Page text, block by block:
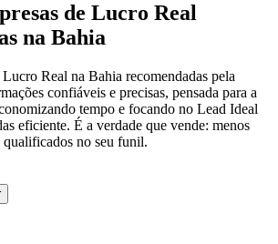
de Lucro Real
na Bahia
Real na Bahia recomendadas pela
confiáveis e precisas, pensada para a
tempo e focando no Lead Ideal
eficiente. É a verdade que vende: menos
qualificados no seu funil.